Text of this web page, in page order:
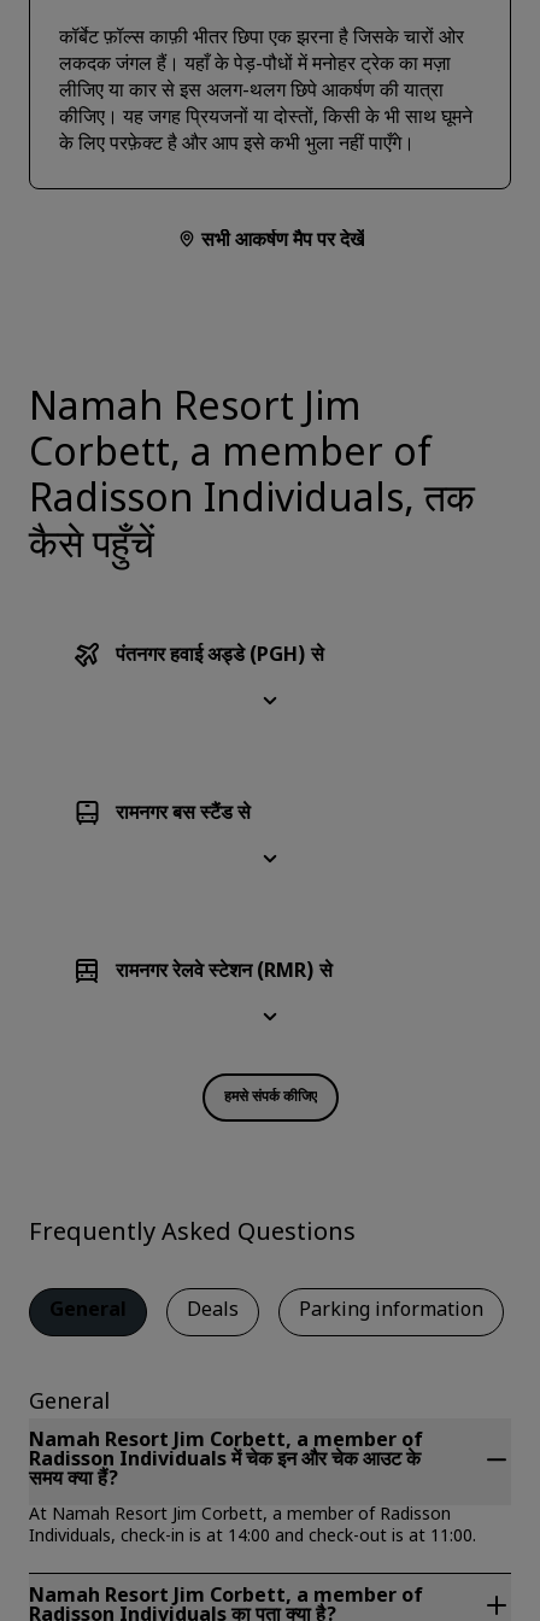
कॉर्बेट फ़ॉल्स काफ़ी भीतर छिपा एक झरना है जिसके चारों ओर
लकदक जंगल हैं। यहाँ के पेड़-पौधों में मनोहर ट्रेक का मज़ा
लीजिए या कार से इस अलग-थलग छिपे आकर्षण की यात्रा
कीजिए। यह जगह प्रियजनों या दोस्तों, किसी के भी साथ घूमने
के लिए परफ़ेक्ट है और आप इसे कभी भुला नहीं पाएँगे।
सभी आकर्षण मैप पर देखें
Namah Resort Jim
Corbett, a member of
Radisson Individuals, तक
कैसे पहुँचें
पंतनगर हवाई अड्डे (PGH) से
रामनगर बस स्टैंड से
रामनगर रेलवे स्टेशन (RMR) से
हमसे संपर्क कीजिए
Frequently Asked Questions
General Deals Parking information
General
Namah Resort Jim Corbett, a member of
Radisson Individuals में चेक इन और चेक आउट के
समय क्या हैं?
At Namah Resort Jim Corbett, a member of Radisson
Individuals, check-in is at 14:00 and check-out is at 11:00.
Namah Resort Jim Corbett, a member of